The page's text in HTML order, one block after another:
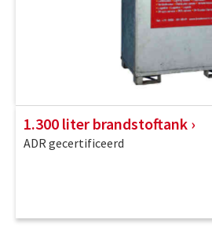
1.300 liter brandstoftank
ADR gecertificeerd